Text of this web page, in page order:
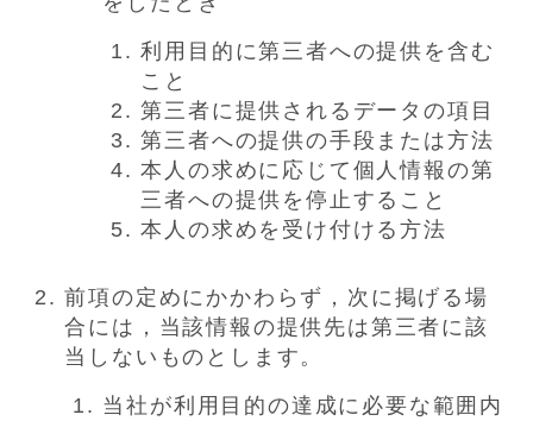
利用目的に第三者への提供を含む
こと
第三者に提供されるデータの項目
第三者への提供の手段または方法
本人の求めに応じて個人情報の第
三者への提供を停止すること
本人の求めを受け付ける方法
前項の定めにかかわらず，次に掲げる場
合には，当該情報の提供先は第三者に該
当しないものとします。
当社が利用目的の達成に必要な範囲内